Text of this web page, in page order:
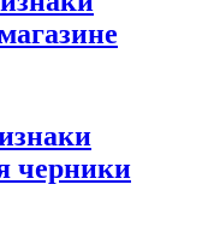
черники